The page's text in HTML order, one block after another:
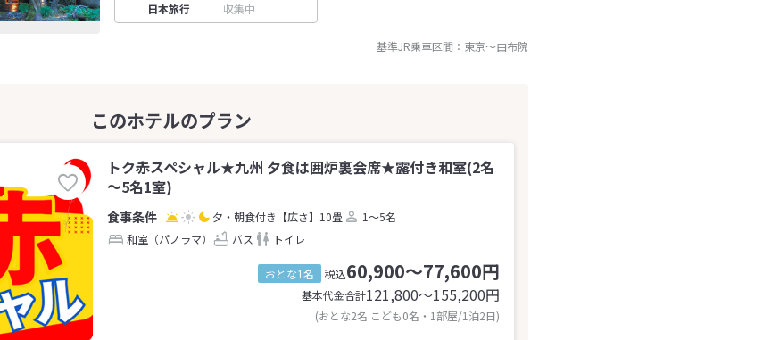
日本旅行 収集中
基準JR乗車区間： 東京～由布院
トク赤スペシャル★九州 夕食は囲炉裏会席★露付き和室(2名
～5名1室)
夕・朝食付き 【広さ】10畳
1～5名
和室（パノラマ）
バス トイレ
おとな1名 税込60,900～77,600円
基本代金合計121,800〜155,200円
(おとな2名 こども0名・1部屋/1泊2日)